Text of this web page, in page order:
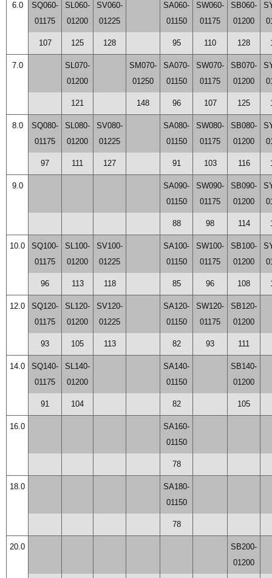
6.0
SQ060-
01175
SL060-
01200
SV060-
01225
SA060-
01150
SW060-
01175
SB060-
01200
107 125 128 95 110 128
7.0
SL070-
01200
SM070-
01250
SA070-
01150
SW070-
01175
SB070-
01200
121 148 96 107 125
8.0
SQ080-
01175
SL080-
01200
SV080-
01225
SA080-
01150
SW080-
01175
SB080-
01200
97 111 127 91 103 116
9.0
SA090-
01150
SW090-
01175
SB090-
01200
88 98 114
10.0
SQ100-
01175
SL100-
01200
SV100-
01225
SA100-
01150
SW100-
01175
SB100-
01200
96 113 118 85 96 108
12.0
SQ120-
01175
SL120-
01200
SV120-
01225
SA120-
01150
SW120-
01175
SB120-
01200
93 105 113 82 93 111
14.0
SQ140-
01175
SL140-
01200
SA140-
01150
SB140-
01200
91 104 82 105
16.0
SA160-
01150
78
18.0
SA180-
01150
78
20.0
SB200-
01200